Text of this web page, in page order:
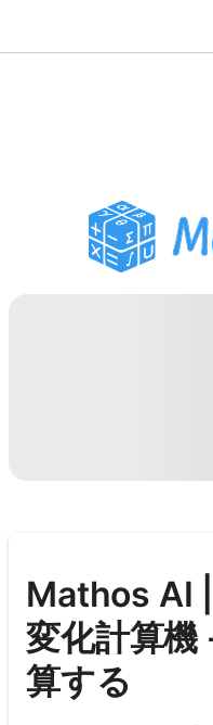
PDF宿題ヘルパー
学習ツール
Mathos AI
変化計算
算する